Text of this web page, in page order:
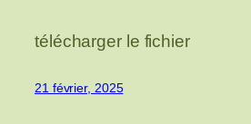
télécharger le fichier
21 février, 2025